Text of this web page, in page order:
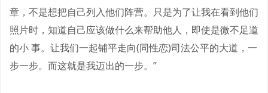
章，不是想把自己列入他们阵营。只是为了让我在看到他们
照片时，知道自己应该做什么来帮助他人，即使是微不足道
的小 事。让我们一起铺平走向(同性恋)司法公平的大道，一
步一步。而这就是我迈出的一步。”